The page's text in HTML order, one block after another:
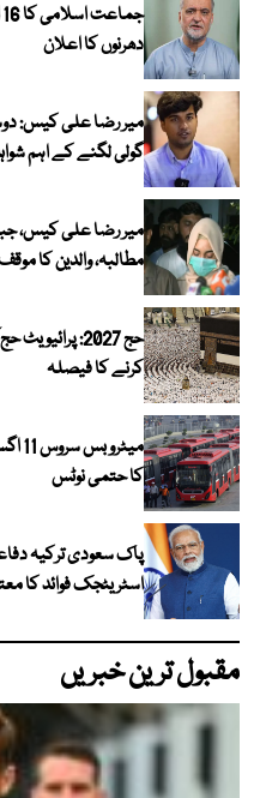
دھرنوں کا اعلان
میر رضا علی کیس:
گولی لگنے کے اہم
میر رضا علی کیس،
مطالبہ، والدین کا
حج 2027:
کرنے کا فیصلہ
کا حتمی نوٹس
پاک سعودی ترکیہ
اسٹریٹجک فوائد کا
مقبول ترین خبریں